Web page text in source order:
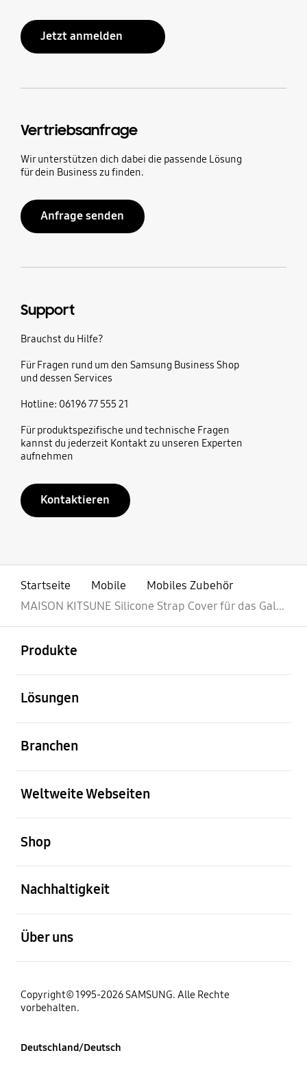
Jetzt anmelden
Vertriebsanfrage
Wir unterstützen dich dabei die passende Lösung
für dein Business zu finden.
Anfrage senden
Support
Brauchst du Hilfe?
Für Fragen rund um den Samsung Business Shop
und dessen Services
Hotline: 06196 77 555 21
Für produktspezifische und technische Fragen
kannst du jederzeit Kontakt zu unseren Experten
aufnehmen
Kontaktieren
Startseite Mobile
Mobiles Zubehör
MAISON KITSUNE Silicone Strap Cover für das Galaxy Z Flip4
Produkte
Lösungen
Branchen
Weltweite Webseiten
Shop
Nachhaltigkeit
Über uns
Copyright© 1995-2026 SAMSUNG. Alle Rechte
vorbehalten.
Deutschland/Deutsch